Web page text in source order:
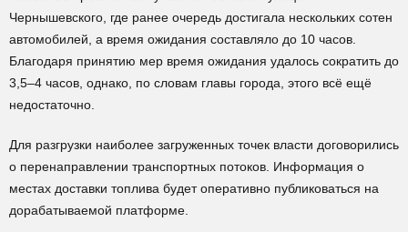
Чернышевского, где ранее очередь достигала нескольких сотен
автомобилей, а время ожидания составляло до 10 часов.
Благодаря принятию мер время ожидания удалось сократить до
3,5–4 часов, однако, по словам главы города, этого всё ещё
недостаточно.
Для разгрузки наиболее загруженных точек власти договорились
о перенаправлении транспортных потоков. Информация о
местах доставки топлива будет оперативно публиковаться на
дорабатываемой платформе.